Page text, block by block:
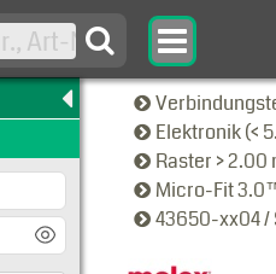
Elektronik (<
Raster >
Micro-Fit
43650-xx04 /